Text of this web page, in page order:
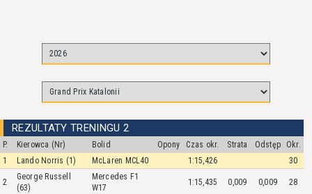
REZULTATY TRENINGU 2
P. Kierowca (Nr) Bolid Opony Czas okr. Strata Odstęp
Okr.
1
Lando Norris (1) McLaren MCL40 1:15,426 30
2
George Russell
(63)
Mercedes F1
W17
1:15,435 0,009 0,009 28